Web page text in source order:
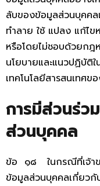
ลับของข้อมูลส่วนบุคค
ทำลาย ใช้ แปลง แก้ไ
หรือโดยไม่ชอบด้วยกฎ
นโยบายและแนวปฏิบัติ
เทคโนโลยีสารสนเทศข
การมีส่วนร่ว
ส่วนบุคคล
ข้อ ๑๘ ในกรณีที่เจ้าข
ข้อมูลส่วนบุคคลเกี่ยวกั